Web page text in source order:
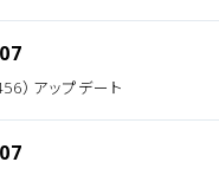
）アップデート